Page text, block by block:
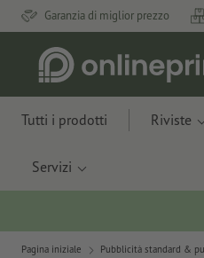
Garanzia di miglior prezzo
Tutti i prodotti Riviste
Servizi
Pagina iniziale Pubblicità standard &